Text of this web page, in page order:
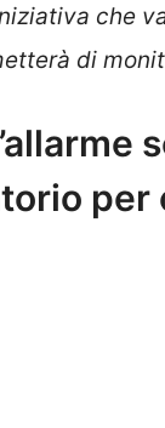
che
di
per